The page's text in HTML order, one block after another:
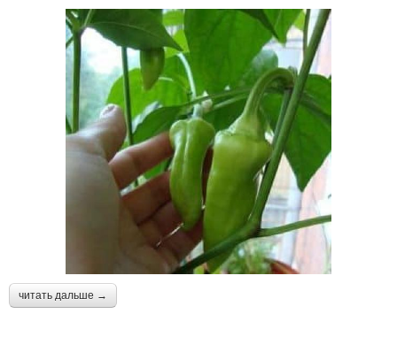
читать дальше →